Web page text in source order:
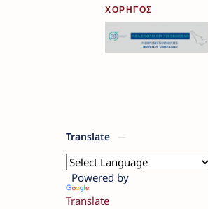
ΧΟΡΗΓΟΣ
Translate
Powered by
Translate